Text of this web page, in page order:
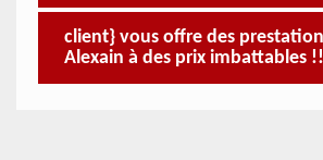
client} vous offre des
Alexain à des prix imbattables !!